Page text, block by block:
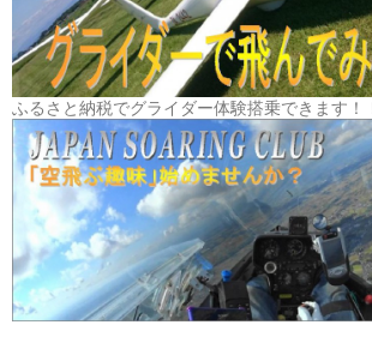
ふるさと納税でグライダー体験搭乗できます！